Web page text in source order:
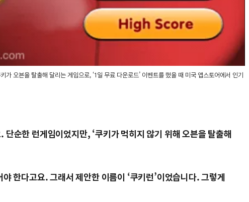
오븐을 탈출해 달리는 게임으로, ‘1일 무료 다운로드’ 이벤트를 했을 때 미국 앱스토어에서 인기
순한 런게임이었지만, ‘쿠키가 먹히지 않기 위해 오븐을 탈출해
한다고요. 그래서 제안한 이름이 ‘쿠키런’이었습니다. 그렇게